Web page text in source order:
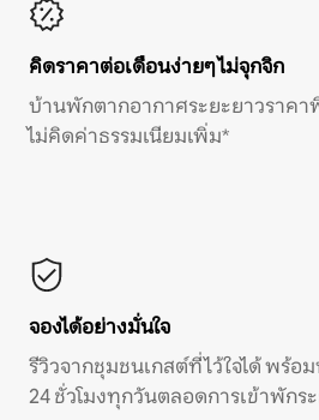
คิดราคาต่อเดือนง่ายๆ ไม่จุกจิก
บ้านพักตากอากาศระยะยาวราคา
ไม่คิดค่าธรรมเนียมเพิ่ม*
จองได้อย่างมั่นใจ
รีวิวจากชุมชนเกสต์ที่ไว้ใจได้ พร้
24 ชั่วโมงทุกวันตลอดการเข้าพักร